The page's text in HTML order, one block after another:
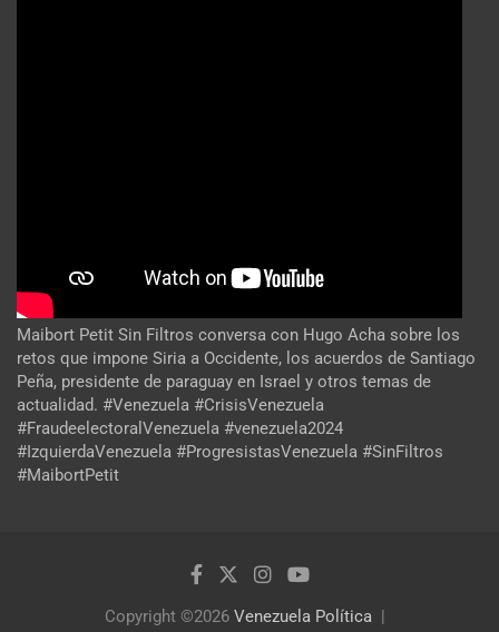
Maibort Petit Sin Filtros conversa con Hugo Acha sobre los
retos que impone Siria a Occidente, los acuerdos de Santiago
Peña, presidente de paraguay en Israel y otros temas de
actualidad. #Venezuela #CrisisVenezuela
#FraudeelectoralVenezuela #venezuela2024
#IzquierdaVenezuela #ProgresistasVenezuela #SinFiltros
#MaibortPetit
Copyright ©2026 Venezuela Política